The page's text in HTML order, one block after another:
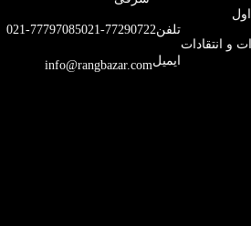
و انتقادات
تلفن021-77290722
021-77797085
ایمیلinfo@rangbazar.com